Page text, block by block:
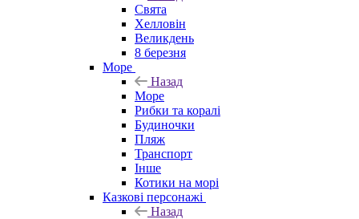
Свята
Хелловін
Великдень
8 березня
Море
Назад
Море
Рибки та коралі
Будиночки
Пляж
Транспорт
Інше
Котики на морі
Казкові персонажі
Назад